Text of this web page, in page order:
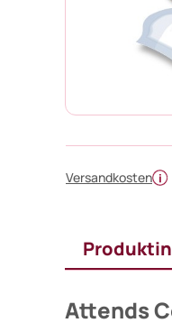
Versandkosten
Attends